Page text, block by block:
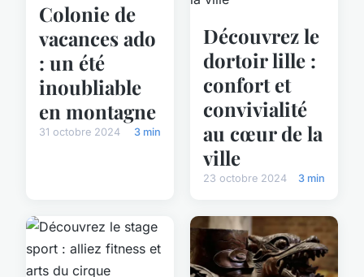
Colonie de
vacances ado
: un été
inoubliable
en montagne
31 octobre 2024 3 min
Découvrez le
dortoir lille :
confort et
convivialité
au cœur de la
ville
23 octobre 2024 3 min